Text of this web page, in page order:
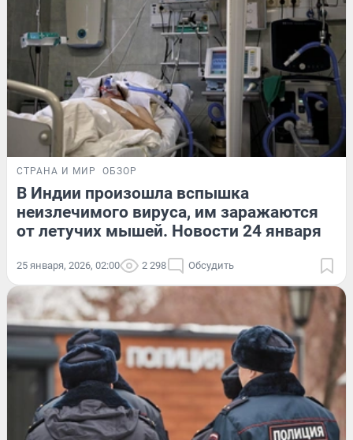
СТРАНА И МИР ОБЗОР
В Индии произошла вспышка
неизлечимого вируса, им заражаются
от летучих мышей. Новости 24 января
25 января, 2026, 02:00 2 298 Обсудить